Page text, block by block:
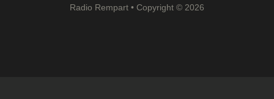
Radio Rempart • Copyright © 2026